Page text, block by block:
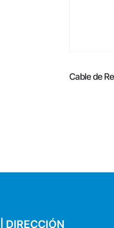
| DIRECCIÓN